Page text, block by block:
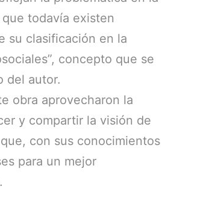
todavía existen
su clasificación en la
concepto que se
del autor.
obra aprovecharon la
y compartir la visión de
con sus conocimientos
para un mejor